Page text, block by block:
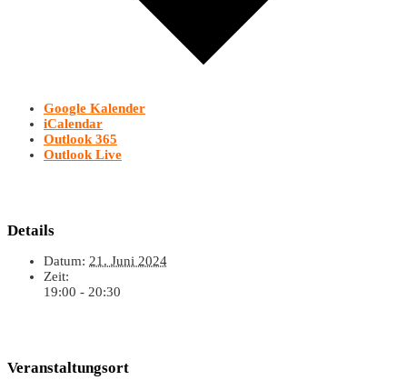
Google Kalender
iCalendar
Outlook 365
Outlook Live
Details
Datum: 21. Juni 2024
Zeit:
19:00 - 20:30
Veranstaltungsort